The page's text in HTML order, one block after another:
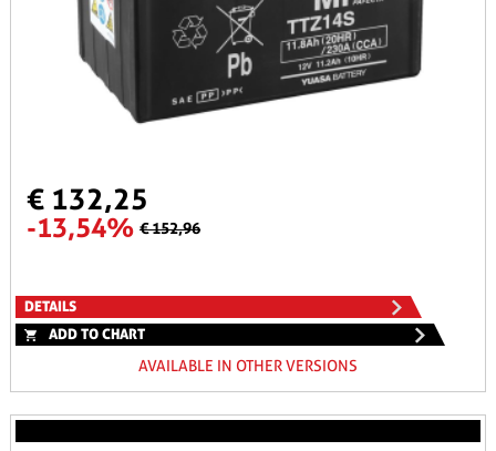
€ 132,25
-13,54% € 152,96
DETAILS
ADD TO CHART
AVAILABLE IN OTHER VERSIONS